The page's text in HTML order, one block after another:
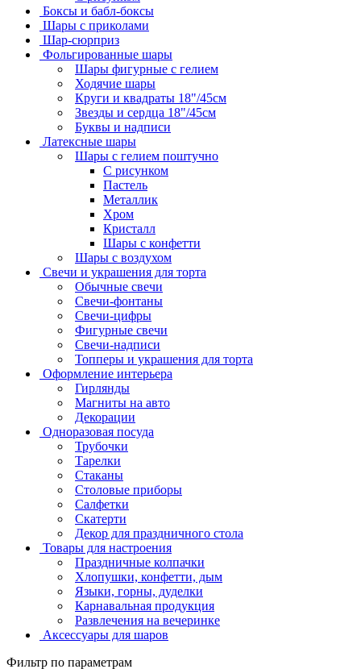
Боксы и бабл-боксы
Шары с приколами
Шар-сюрприз
Фольгированные шары
Шары фигурные с гелием
Ходячие шары
Круги и квадраты 18"/45см
Звезды и сердца 18"/45см
Буквы и надписи
Латексные шары
Шары с гелием поштучно
С рисунком
Пастель
Металлик
Хром
Кристалл
Шары с конфетти
Шары с воздухом
Свечи и украшения для торта
Обычные свечи
Свечи-фонтаны
Свечи-цифры
Фигурные свечи
Свечи-надписи
Топперы и украшения для торта
Оформление интерьера
Гирлянды
Магниты на авто
Декорации
Одноразовая посуда
Трубочки
Тарелки
Стаканы
Столовые приборы
Салфетки
Скатерти
Декор для праздничного стола
Товары для настроения
Праздничные колпачки
Хлопушки, конфетти, дым
Языки, горны, дуделки
Карнавальная продукция
Развлечения на вечеринке
Аксессуары для шаров
Фильтр по параметрам